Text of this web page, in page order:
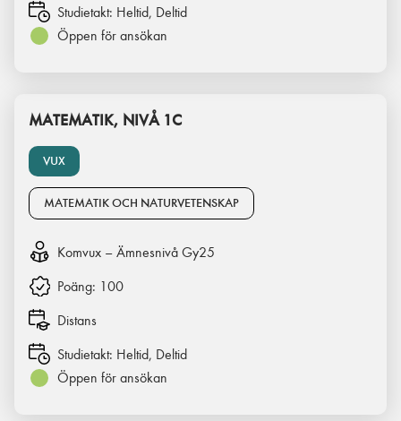
Studietakt: Heltid, Deltid
Öppen för ansökan
VUX
MATEMATIK, NIVÅ 1C
MATEMATIK OCH NATURVETENSKAP
Komvux – Ämnesnivå Gy25
Poäng: 100
Distans
Studietakt: Heltid, Deltid
Öppen för ansökan